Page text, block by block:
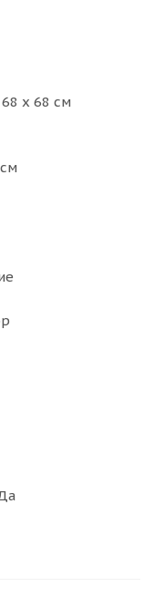
х 68 см